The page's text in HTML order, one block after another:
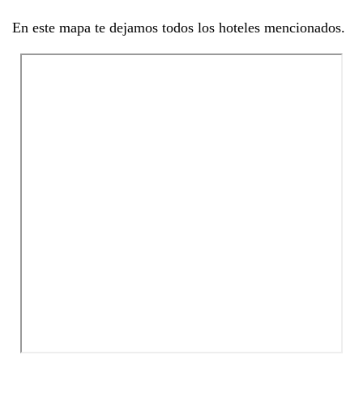
En este mapa te dejamos todos los hoteles mencionados.